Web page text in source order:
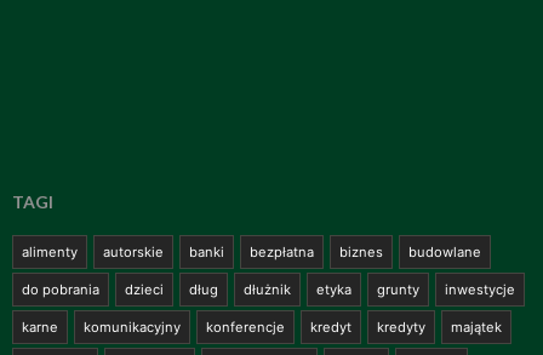
TAGI
alimenty autorskie banki bezpłatna biznes budowlane
do pobrania dzieci dług dłużnik etyka grunty inwestycje
karne komunikacyjny konferencje kredyt kredyty majątek